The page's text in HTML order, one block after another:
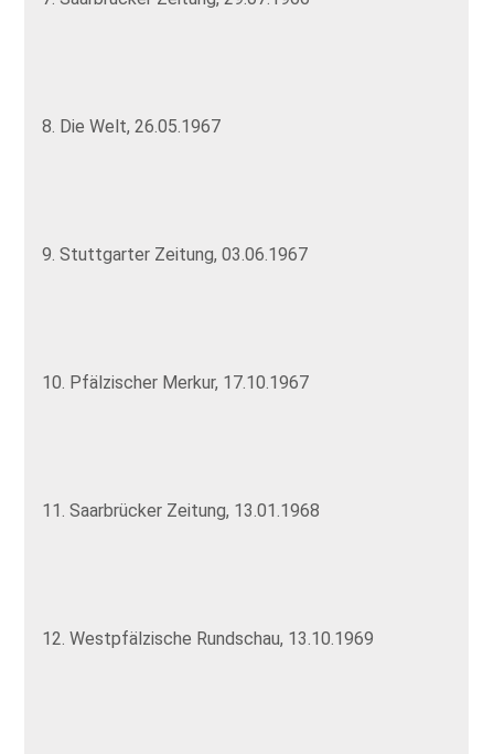
8. Die Welt, 26.05.1967
9. Stuttgarter Zeitung, 03.06.1967
10. Pfälzischer Merkur, 17.10.1967
11. Saarbrücker Zeitung, 13.01.1968
12. Westpfälzische Rundschau, 13.10.1969